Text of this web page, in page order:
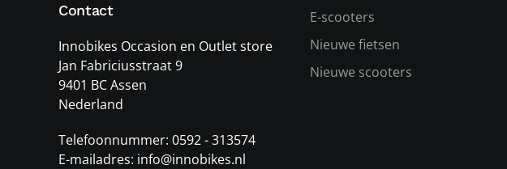
Contact
Innobikes Occasion en Outlet store
Jan Fabriciusstraat 9
9401 BC Assen
Nederland
Telefoonnummer: 0592 - 313574
E-mailadres: info@innobikes.nl
E-scooters
Nieuwe fietsen
Nieuwe scooters